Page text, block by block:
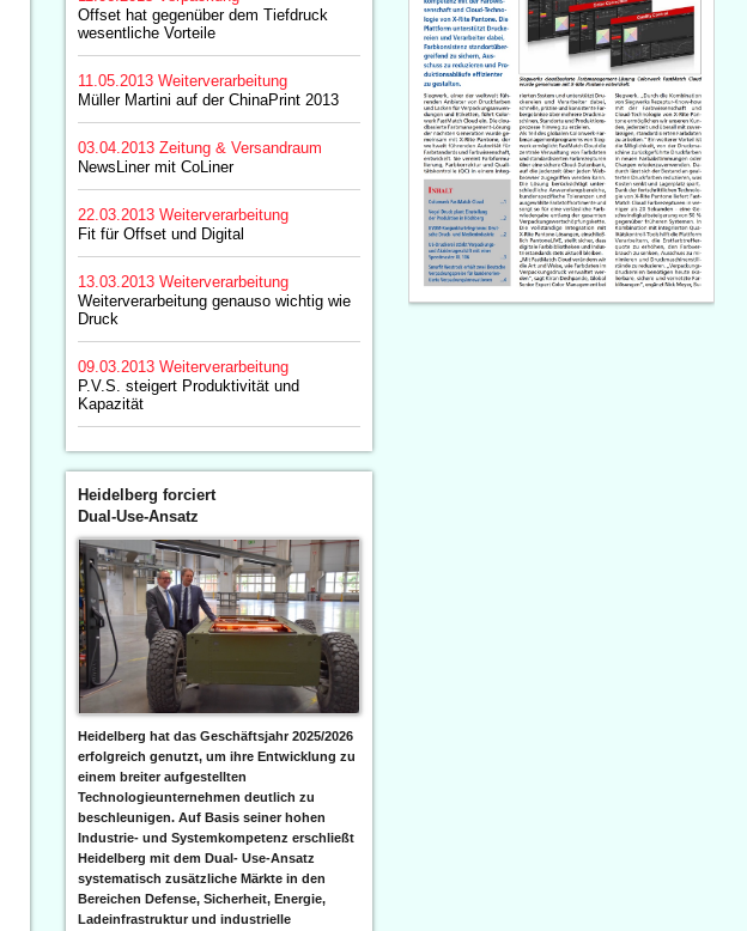
Offset hat gegenüber dem Tiefdruck
wesentliche Vorteile
11.05.2013 Weiterverarbeitung
Müller Martini auf der ChinaPrint 2013
03.04.2013 Zeitung & Versandraum
NewsLiner mit CoLiner
22.03.2013 Weiterverarbeitung
Fit für Offset und Digital
13.03.2013 Weiterverarbeitung
Weiterverarbeitung genauso wichtig wie
Druck
09.03.2013 Weiterverarbeitung
P.V.S. steigert Produktivität und
Kapazität
Heidelberg forciert
Dual-Use-Ansatz
Heidelberg hat das Geschäftsjahr 2025/2026
erfolgreich genutzt, um ihre Entwicklung zu
einem breiter aufgestellten
Technologieunternehmen deutlich zu
beschleunigen. Auf Basis seiner hohen
Industrie- und Systemkompetenz erschließt
Heidelberg mit dem Dual- Use-Ansatz
systematisch zusätzliche Märkte in den
Bereichen Defense, Sicherheit, Energie,
Ladeinfrastruktur und industrielle